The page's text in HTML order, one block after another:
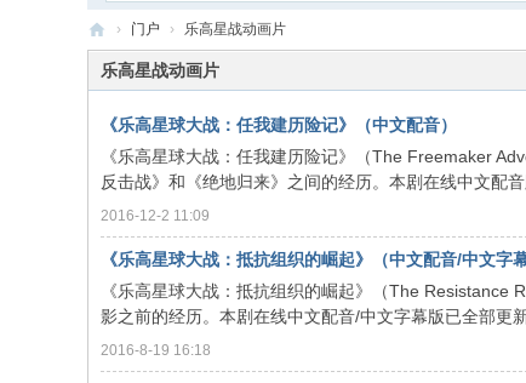
星
文
St
ar
› 门户 › 乐高星战动画片
乐高星战动画片
《乐高星球大战：任我建历险记》（中文配音）
《乐高星球大战：任我建历险记》（The Freemaker
反击战》和《绝地归来》之间的经历。本剧在线中文配音
2016-12-2 11:09
《乐高星球大战：抵抗组织的崛起》（中文配音/中文字幕
《乐高星球大战：抵抗组织的崛起》（The
影之前的经历。本剧在线中文配音/中文字幕版已全部更
2016-8-19 16:18